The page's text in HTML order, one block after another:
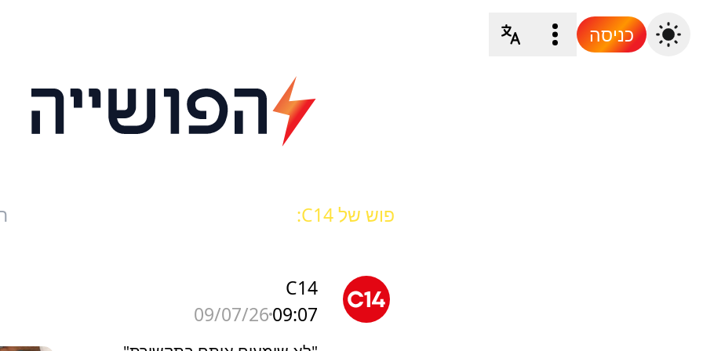
כניסה
פוש של C14:
C14
09:07
09/07/26